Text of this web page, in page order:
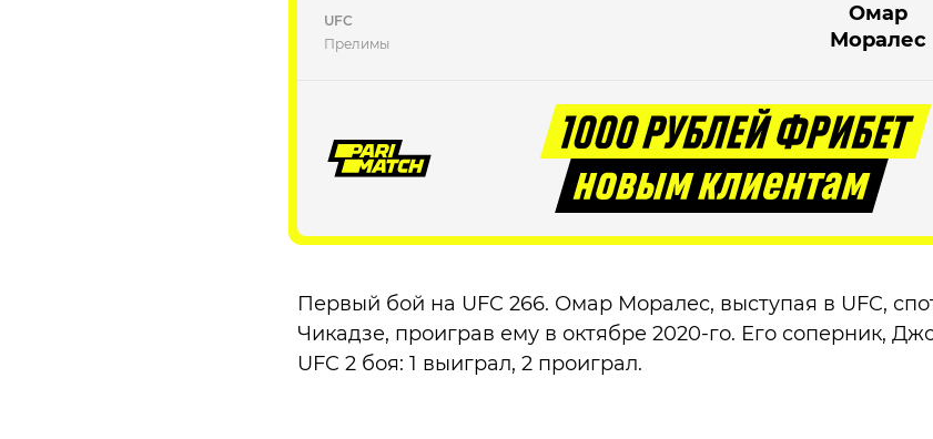
Омар
Моралес
UFC
Прелимы
Первый бой на UFC 266. Омар Моралес, выступая в UFC,
Чикадзе, проиграв ему в октябре 2020-го. Его соперник,
UFC 2 боя: 1 выиграл, 2 проиграл.